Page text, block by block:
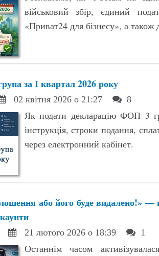
військовий збір, єдиний
«Приват24 для бізнесу», а також
за І квартал 2026 року
02 квітня 2026 о 21:27 8
Як подати декларацію ФОП 3
інструкція, строки подання,
через електронний кабінет.
або його буде видалено!»
21 лютого 2026 о 18:39 1
Останнім часом